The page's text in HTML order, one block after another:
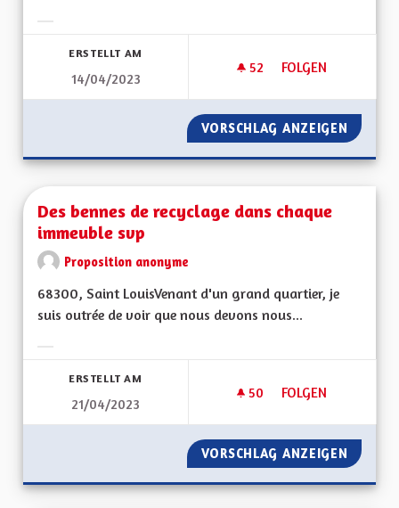
ERSTELLT AM
14/04/2023
52 52 FOLLOWER
FOLGEN
DÉPOLLUTION
VORSCHLAG ANZEIGEN
Des bennes de recyclage dans chaque
immeuble svp
Proposition anonyme
68300, Saint LouisVenant d'un grand quartier, je
suis outrée de voir que nous devons nous...
ERSTELLT AM
21/04/2023
50 50 FOLLOWER
FOLGEN
DES BENNES DE
VORSCHLAG ANZEIGEN DES